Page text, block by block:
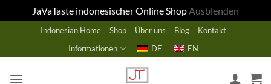
JaVaTaste indonesischer Online ShopAusblenden
springen
Indonesian Home Shop Über uns Blog
Kontakt
Informationen
DE EN